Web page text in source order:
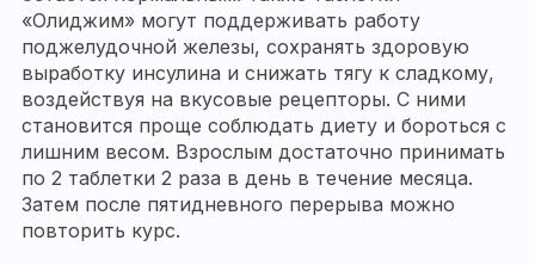
«Олиджим» могут поддерживать работу
поджелудочной железы, сохранять здоровую
выработку инсулина и снижать тягу к сладкому,
воздействуя на вкусовые рецепторы. С ними
становится проще соблюдать диету и бороться с
лишним весом. Взрослым достаточно принимать
по 2 таблетки 2 раза в день в течение месяца.
Затем после пятидневного перерыва можно
повторить курс.